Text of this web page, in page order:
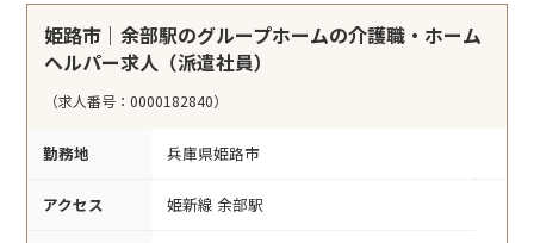
姫路市｜余部駅のグループホームの介護職・ホーム
ヘルパー求人（派遣社員）
（求人番号：0000182840）
勤務地 兵庫県姫路市
アクセス 姫新線 余部駅